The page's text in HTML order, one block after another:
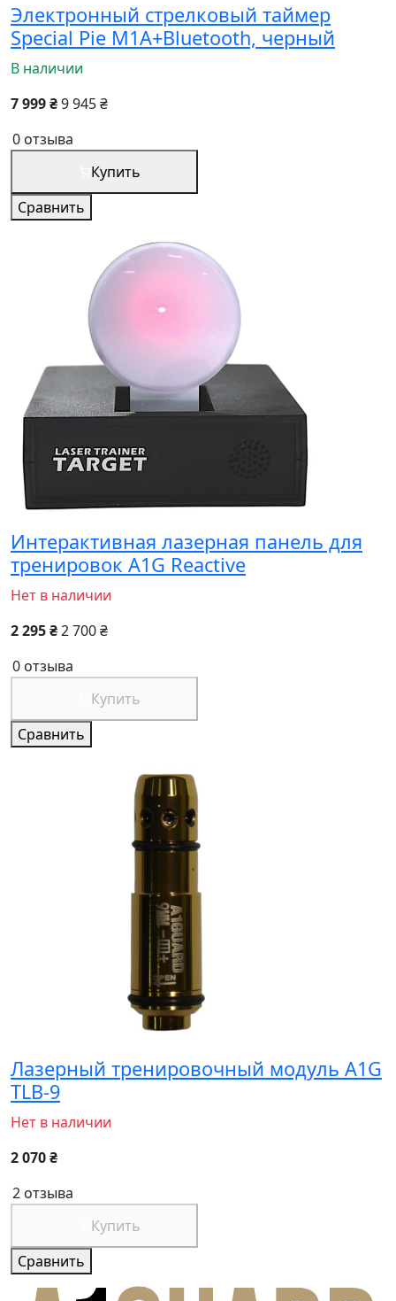
Электронный стрелковый таймер
Special Pie M1A+Bluetooth, черный
В наличии
7 999 ₴9 945 ₴
0 отзыва
Купить
Сравнить
Интерактивная лазерная панель для
тренировок A1G Reactive
Нет в наличии
2 295 ₴2 700 ₴
0 отзыва
Купить
Сравнить
Лазерный тренировочный модуль A1G
TLB-9
Нет в наличии
2 070 ₴
2 отзыва
Купить
Сравнить